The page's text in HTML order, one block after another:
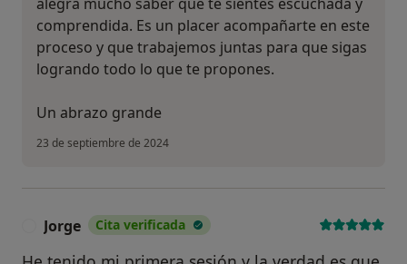
comprendida. Es un placer acompañarte en este
proceso y que trabajemos juntas para que sigas
logrando todo lo que te propones.
Un abrazo grande
23 de septiembre de 2024
Jorge Cita verificada